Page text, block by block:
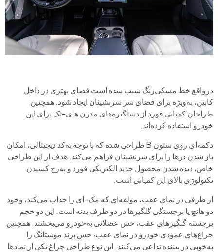
درواقع خط مشکی‌رنگ سبب شده است فضای بهتری در داخل
کابین، به‌ویژه برای فضای سر سرنشینان ایجاد شود. همچنین
طراحان کمپانی فورد از دستگیره‌های مدرن های-تک برای این
خودرو استفاده کرده‌اند.
دکمه‌ای روی ستون B طراحی شده که با توجه به‌کد دیجیتالی، امکان
باز شدن درها را برای سرنشینان فراهم می‌کند. هدف از این طراحی
خاص، دیده شدن محصول جدید الکتریکی فورد و به‌رخ کشیدن
تکنولوژی بالای این کمپانی است.
از طرفی در نمای عقب، مولفه‌ای که مک-ای را جذاب می‌کند، وجود
دو هانچ یا برجستگی گلگیرها در دو طرف بدنه است. این دو حجم
برجسته گلگیرهای عقب، حس عضلانی به‌خودرو می‌بخشند. همچنین
چراغ‌های عمودی خودرو در نمای عقب، حس برند موستانگ را
به‌خوبی در بیننده تداعی می‌کنند. این نوع طراحی چراغ یکی از نمادها